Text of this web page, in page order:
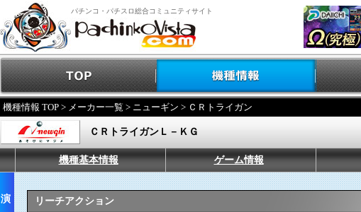
パチンコ・パチスロ総合コミュニティサイト
機種情報 TOP > メーカー一覧 > ニューギン > ＣＲトライガン
ＣＲトライガンＬ－ＫＧ
機種基本情報 ゲーム情報
演 リーチアクション